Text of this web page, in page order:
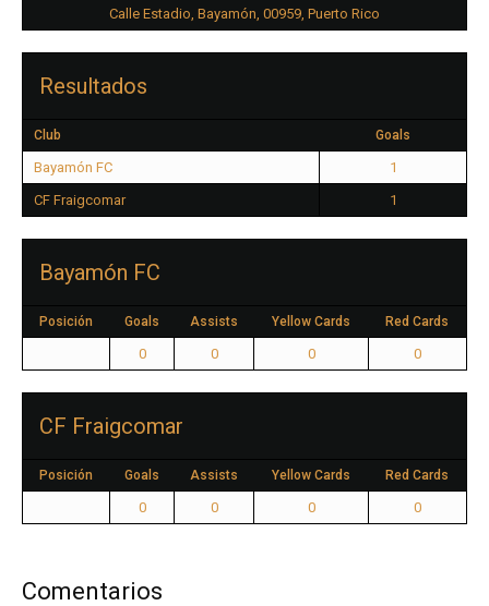
Calle Estadio, Bayamón, 00959, Puerto Rico
Resultados
Club Goals
Bayamón FC
1
CF Fraigcomar
1
Bayamón FC
Posición Goals Assists Yellow Cards Red Cards
0 0 0 0
CF Fraigcomar
Posición Goals Assists Yellow Cards Red Cards
0 0 0 0
Comentarios